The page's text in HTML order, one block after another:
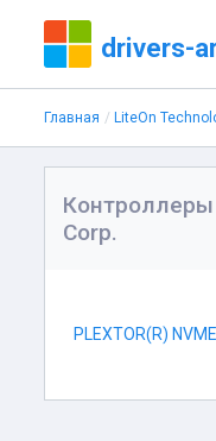
drivers-
Главная LiteOn
Контроллеры
Corp.
PLEXTOR(R)